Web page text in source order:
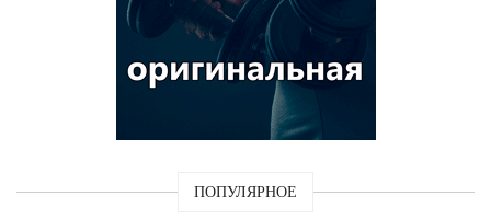
ПОПУЛЯРНОЕ